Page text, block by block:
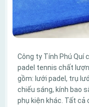
Công ty Tính Phú Quí
padel tennis chất
gồm: lưới padel, trụ
chiếu sáng, kính bao
phụ kiện khác. Tất cả